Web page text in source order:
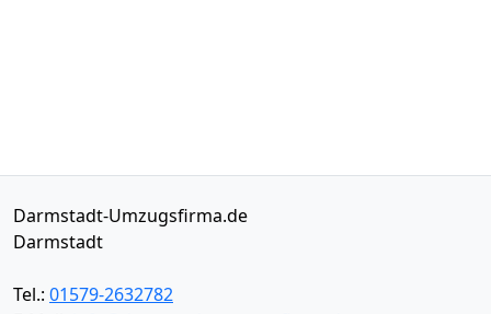
Darmstadt-Umzugsfirma.de
Darmstadt
Tel.: 01579-2632782